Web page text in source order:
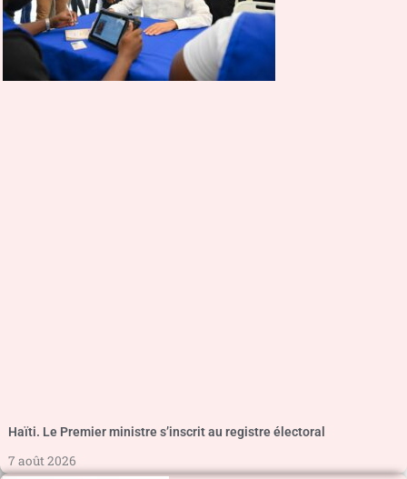
Haïti. Le Premier ministre s’inscrit au registre électoral
7 août 2026